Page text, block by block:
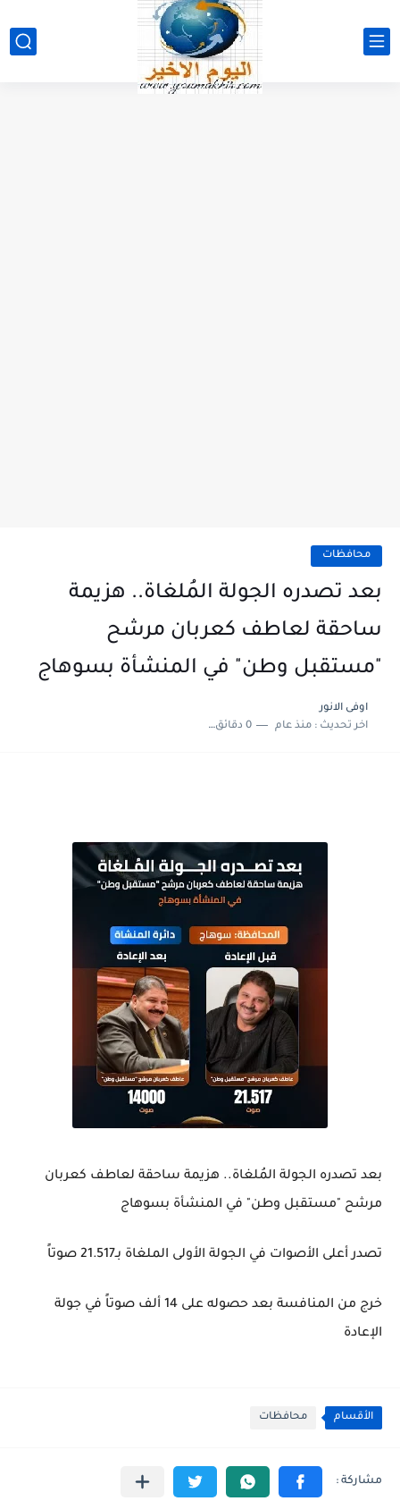
محافظات
بعد تصدره الجولة المُلغاة.. هزيمة
ساحقة لعاطف كعربان مرشح
"مستقبل وطن" في المنشأة بسوهاج
اوفى الانور
اخر تحديث :منذ عام 0 دقائق للقراءة
بعد تصدره الجولة المُلغاة.. هزيمة ساحقة لعاطف كعربان
مرشح "مستقبل وطن" في المنشأة بسوهاج
تصدر أعلى الأصوات في الجولة الأولى الملغاة بـ21.517 صوتاً
خرج من المنافسة بعد حصوله على 14 ألف صوتاً في جولة
الإعادة
الأقسام محافظات